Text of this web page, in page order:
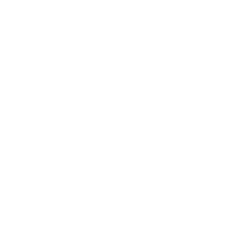
main image in the carousel